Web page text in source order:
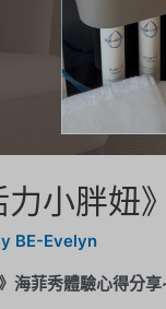
小胖妞
BE-Evelyn
海菲秀體驗心得分